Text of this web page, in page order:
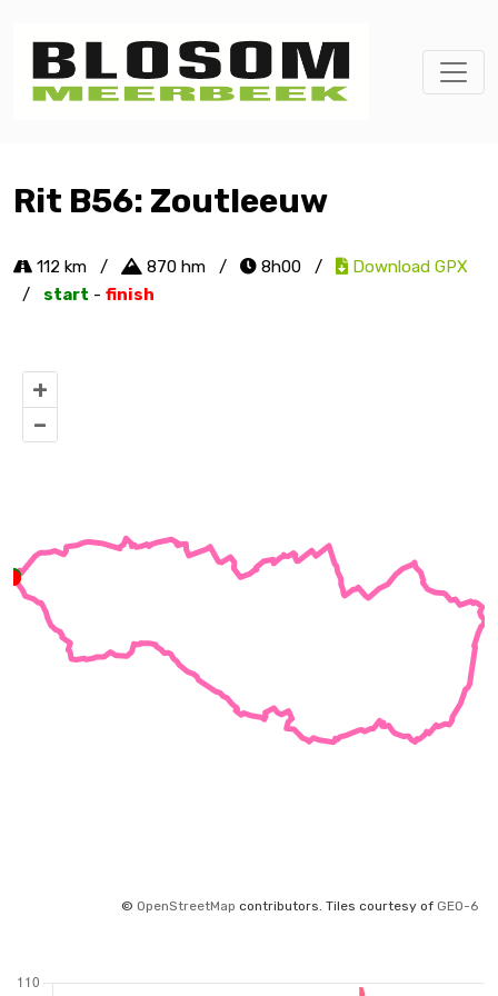
Rit B56: Zoutleeuw
112 km / 870 hm / 8h00 /
Download GPX
/
start - finish
+
–
© OpenStreetMap contributors. Tiles courtesy of GEO-6